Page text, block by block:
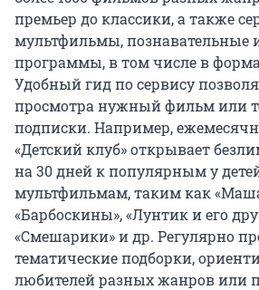
премьер до классики, а также
мультфильмы, познавательные
программы, в том числе в
Удобный гид по сервису
просмотра нужный фильм или
подписки. Например,
«Детский клуб» открывает
на 30 дней к популярным у
мультфильмам, таким как
«Барбоскины», «Лунтик и его
«Смешарики» и др. Регулярно
тематические подборки,
любителей разных жанров или